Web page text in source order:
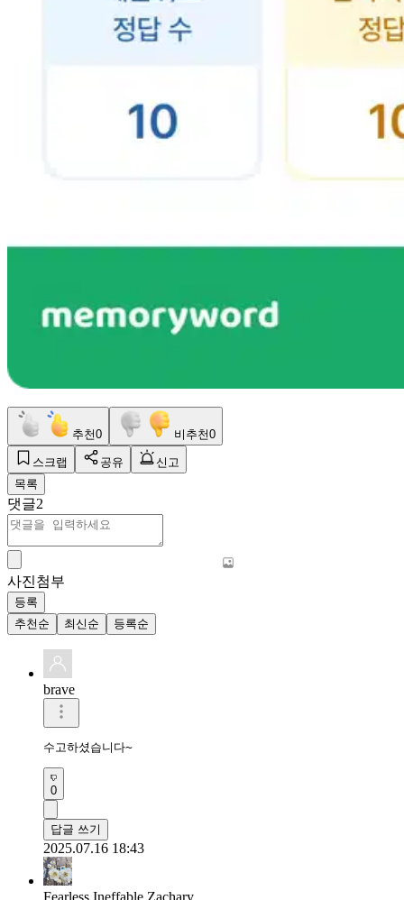
추천0 비추천0
스크랩 공유
신고
목록
댓글2
사진첨부
등록
추천순
최신순 등록순
brave
수고하셨습니다~
0
답글 쓰기
2025.07.16 18:43
Fearless Ineffable Zachary